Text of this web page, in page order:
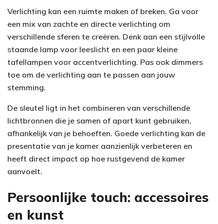
Verlichting kan een ruimte maken of breken. Ga voor
een mix van zachte en directe verlichting om
verschillende sferen te creëren. Denk aan een stijlvolle
staande lamp voor leeslicht en een paar kleine
tafellampen voor accentverlichting. Pas ook dimmers
toe om de verlichting aan te passen aan jouw
stemming.
De sleutel ligt in het combineren van verschillende
lichtbronnen die je samen of apart kunt gebruiken,
afhankelijk van je behoeften. Goede verlichting kan de
presentatie van je kamer aanzienlijk verbeteren en
heeft direct impact op hoe rustgevend de kamer
aanvoelt.
Persoonlijke touch: accessoires
en kunst